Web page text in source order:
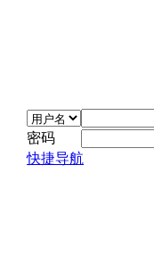
密码
快捷导航